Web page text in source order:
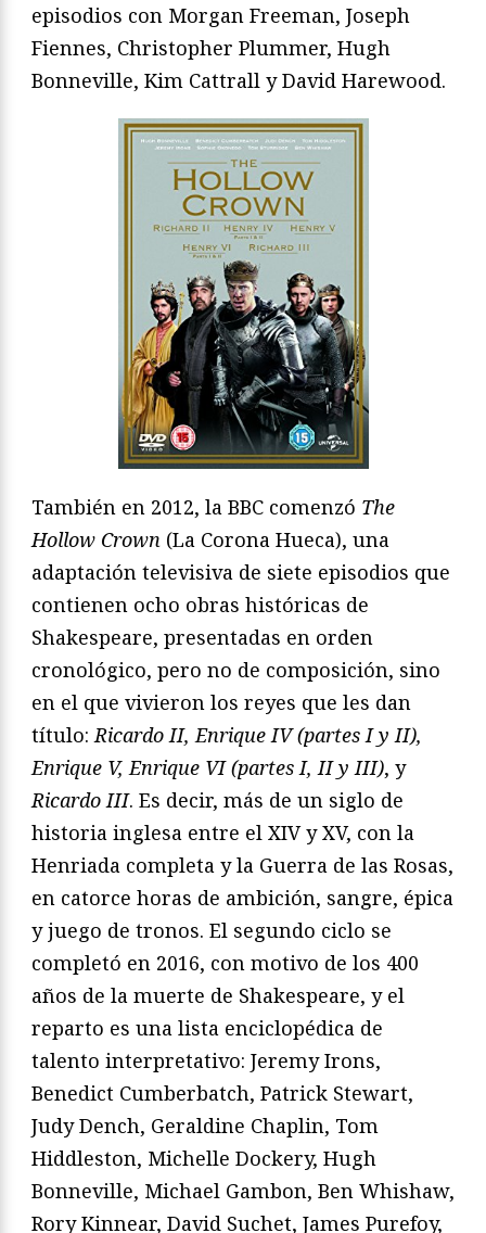
episodios con Morgan Freeman, Joseph
Fiennes, Christopher Plummer, Hugh
Bonneville, Kim Cattrall y David Harewood.
También en 2012, la BBC comenzó The
Hollow Crown (La Corona Hueca), una
adaptación televisiva de siete episodios que
contienen ocho obras históricas de
Shakespeare, presentadas en orden
cronológico, pero no de composición, sino
en el que vivieron los reyes que les dan
título: Ricardo II, Enrique IV (partes I y II),
Enrique V, Enrique VI (partes I, II y III), y
Ricardo III. Es decir, más de un siglo de
historia inglesa entre el XIV y XV, con la
Henriada completa y la Guerra de las Rosas,
en catorce horas de ambición, sangre, épica
y juego de tronos. El segundo ciclo se
completó en 2016, con motivo de los 400
años de la muerte de Shakespeare, y el
reparto es una lista enciclopédica de
talento interpretativo: Jeremy Irons,
Benedict Cumberbatch, Patrick Stewart,
Judy Dench, Geraldine Chaplin, Tom
Hiddleston, Michelle Dockery, Hugh
Bonneville, Michael Gambon, Ben Whishaw,
Rory Kinnear, David Suchet, James Purefoy,